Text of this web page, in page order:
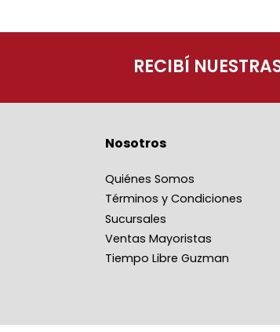
RECIBÍ
Nosotros
Quiénes Somos
Términos y Condiciones
Sucursales
Ventas Mayoristas
Tiempo Libre Guzman